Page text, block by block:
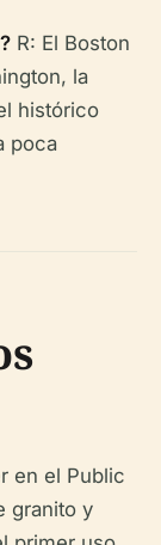
R: El Boston
la
histórico
poca
en el Public
granito y